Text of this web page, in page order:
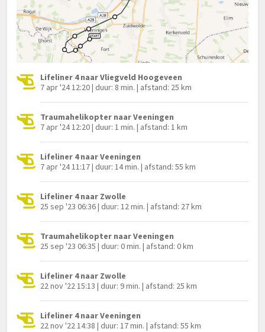
Lifeliner 4 naar Vliegveld Hoogeveen
7 apr '24 12:20 | duur: 8 min. | afstand: 25 km
Traumahelikopter naar Veeningen
7 apr '24 12:20 | duur: 1 min. | afstand: 1 km
Lifeliner 4 naar Veeningen
7 apr '24 11:17 | duur: 14 min. | afstand: 55 km
Lifeliner 4 naar Zwolle
25 sep '23 06:36 | duur: 12 min. | afstand: 27 km
Traumahelikopter naar Veeningen
25 sep '23 06:35 | duur: 0 min. | afstand: 0 km
Lifeliner 4 naar Zwolle
22 nov '22 15:13 | duur: 9 min. | afstand: 25 km
Lifeliner 4 naar Veeningen
22 nov '22 14:38 | duur: 17 min. | afstand: 55 km